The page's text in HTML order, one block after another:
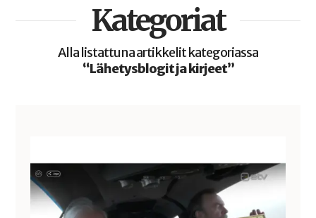
Kategoriat
Alla listattuna artikkelit kategoriassa
“Lähetysblogit ja kirjeet”